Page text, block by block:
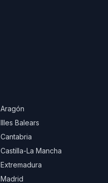
Aragón
Illes Balears
Cantabria
Castilla-La Mancha
Extremadura
Madrid